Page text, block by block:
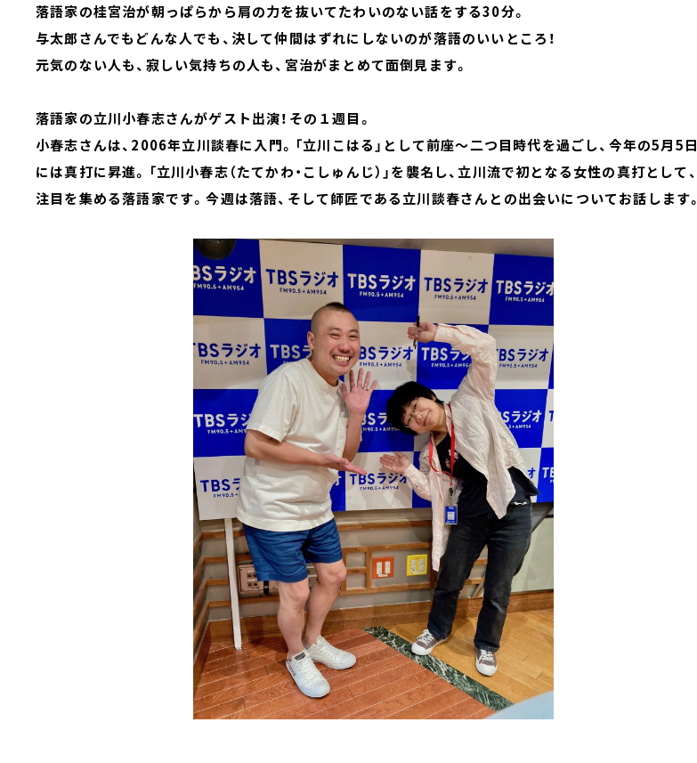
落語家の桂宮治が朝っぱらから肩の力を抜いてたわいのない話をする30分。
与太郎さんでもどんな人でも、決して仲間はずれにしないのが落語のいいところ！
元気のない人も、寂しい気持ちの人も、宮治がまとめて面倒見ます。
落語家の立川小春志さんがゲスト出演！その１週目。
小春志さんは、2006年立川談春に入門。「立川こはる」として前座～二つ目時代を過ごし、今年の5月5日
には真打に昇進。「立川小春志（たてかわ・こしゅんじ）」を襲名し、立川流で初となる女性の真打として、
注目を集める落語家です。今週は落語、そして師匠である立川談春さんとの出会いについてお話します。